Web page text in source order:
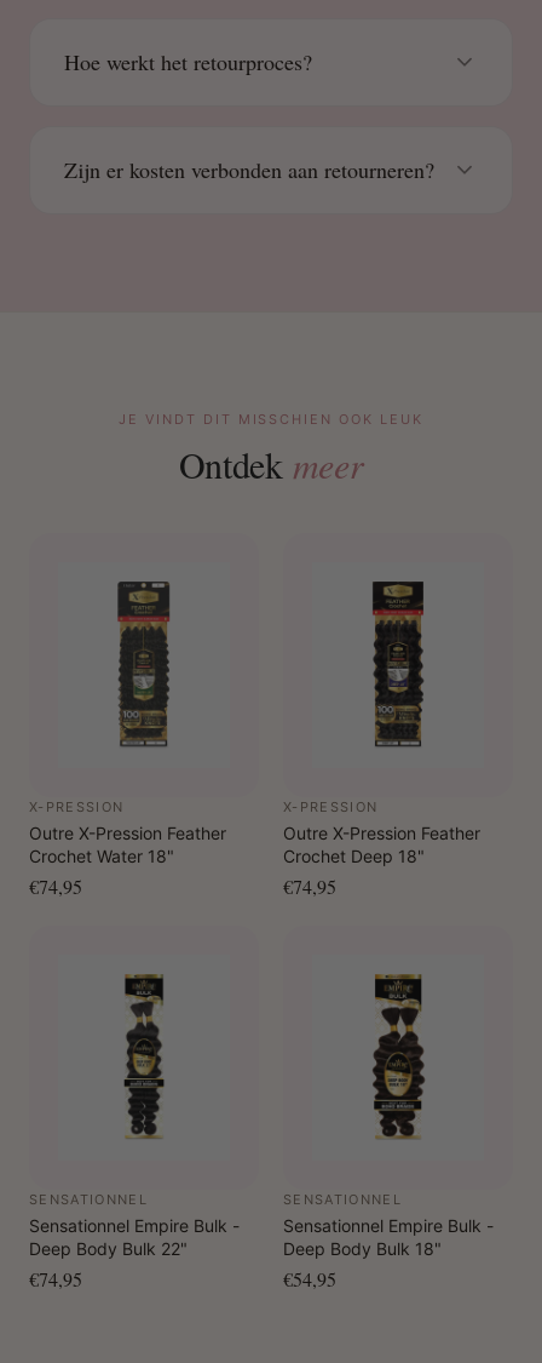
Hoe werkt het retourproces?
Zijn er kosten verbonden aan retourneren?
JE VINDT DIT MISSCHIEN OOK LEUK
Ontdek meer
X-PRESSION
Outre X-Pression Feather
Crochet Water 18"
€74,95
X-PRESSION
Outre X-Pression Feather
Crochet Deep 18"
€74,95
SENSATIONNEL
Sensationnel Empire Bulk -
Deep Body Bulk 22"
€74,95
SENSATIONNEL
Sensationnel Empire Bulk -
Deep Body Bulk 18"
€54,95